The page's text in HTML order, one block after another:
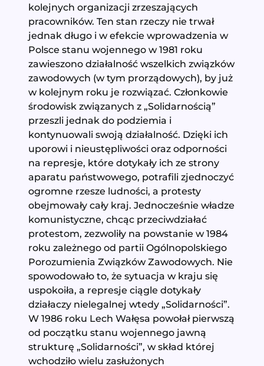
kolejnych organizacji zrzeszających
pracowników. Ten stan rzeczy nie trwał
jednak długo i w efekcie wprowadzenia w
Polsce stanu wojennego w 1981 roku
zawieszono działalność wszelkich związków
zawodowych (w tym prorządowych), by już
w kolejnym roku je rozwiązać. Członkowie
środowisk związanych z „Solidarnością”
przeszli jednak do podziemia i
kontynuowali swoją działalność. Dzięki ich
uporowi i nieustępliwości oraz odporności
na represje, które dotykały ich ze strony
aparatu państwowego, potrafili zjednoczyć
ogromne rzesze ludności, a protesty
obejmowały cały kraj. Jednocześnie władze
komunistyczne, chcąc przeciwdziałać
protestom, zezwoliły na powstanie w 1984
roku zależnego od partii Ogólnopolskiego
Porozumienia Związków Zawodowych. Nie
spowodowało to, że sytuacja w kraju się
uspokoiła, a represje ciągle dotykały
działaczy nielegalnej wtedy „Solidarności”.
W 1986 roku Lech Wałęsa powołał pierwszą
od początku stanu wojennego jawną
strukturę „Solidarności”, w skład której
wchodziło wielu zasłużonych